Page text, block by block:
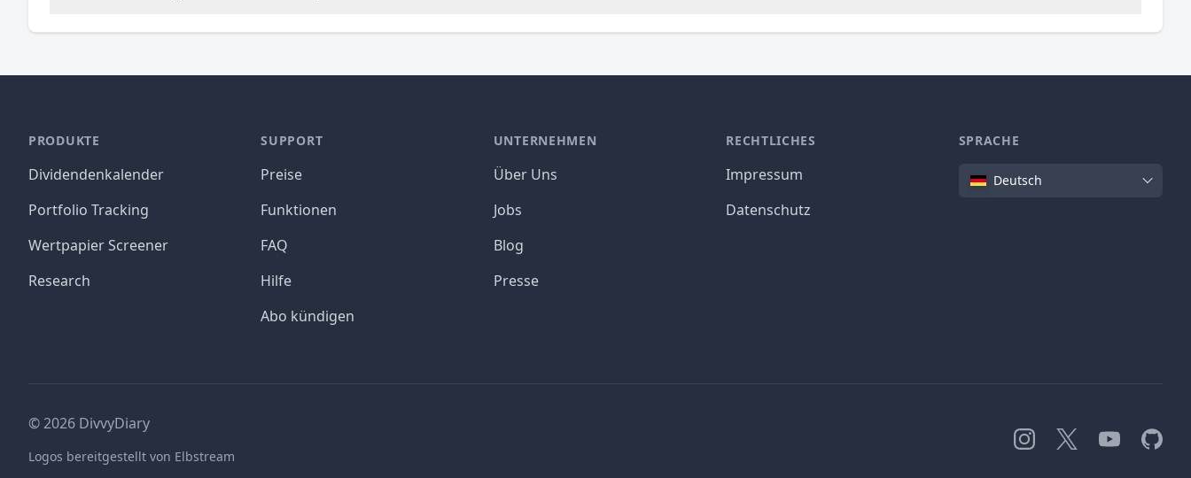
PRODUKTE
Dividendenkalender
Portfolio Tracking
Wertpapier Screener
Research
SUPPORT
Preise
Funktionen
FAQ
Hilfe
Abo kündigen
UNTERNEHMEN
Über Uns
Jobs
Blog
Presse
RECHTLICHES
Impressum
Datenschutz
SPRACHE
SpracheDeutsch
Instagram
X YouTubeGitHub
©2026 DivvyDiary
Logos bereitgestellt von Elbstream